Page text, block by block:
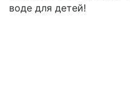
воде для детей!